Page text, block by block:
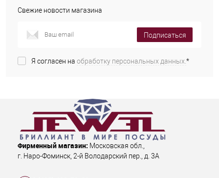
Свежие новости магазина
Подписаться
Я согласен на обработку персональных данных.*
Фирменный магазин: Московская обл.,
г. Наро-Фоминск, 2-й Володарский пер., д. 3А